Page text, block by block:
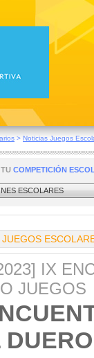
> Noticias Juegos
COMPETICIÓN
ESCOLARES
IX
JUEGOS